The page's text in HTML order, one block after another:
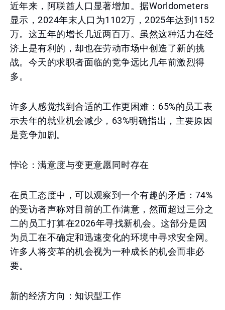
近年来，阿联酋人口显著增加。据Worldometers
显示，2024年末人口为1102万，2025年达到1152
万。这五年的增长几近两百万。虽然这种活力在经
济上是有利的，却也在劳动市场中创造了新的挑
战。今天的求职者面临的竞争远比几年前激烈得
多。
许多人感觉找到合适的工作更困难：65%的员工表
示去年的就业机会减少，63%明确指出，主要原因
是竞争加剧。
悖论：满意度与变更意愿同时存在
在员工态度中，可以观察到一个有趣的矛盾：74%
的受访者声称对目前的工作满意，然而超过三分之
二的员工打算在2026年寻找新机会。这部分是因
为员工在不确定和迅速变化的环境中寻求安全网。
许多人将变革的机会视为一种成长的机会而非必
要。
新的经济方向：知识型工作